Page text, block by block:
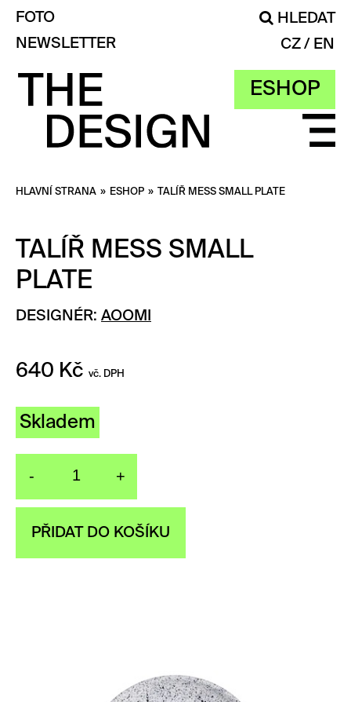
ESHOP
FOTO
HLEDAT
NEWSLETTER
CZ EN
HLAVNÍ STRANA » ESHOP » TALÍŘ MESS SMALL PLATE
TALÍŘ MESS SMALL
PLATE
DESIGNÉR: AOOMI
640 Kč vč. DPH
Skladem
- +
PŘIDAT DO KOŠÍKU